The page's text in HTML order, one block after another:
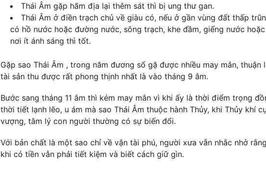
Thái Âm gặp hãm địa lại thêm sát thì bị ung thư gan.
Thái Âm ở điền trạch chủ về giàu có, nếu ở gần vùng đất thấp
có hồ nước hoặc đường nước, sông trạch, khe đầm, giếng nước hoặc
nơi ít ánh sáng thì tốt.
Gặp sao Thái Âm , trong năm đương số gặ được nhiều may mắn, thuận
tài sản thu được rất phong thịnh nhất là vào tháng 9 âm.
Bước sang tháng 11 âm thì kém may mắn vì khi ấy là thời điểm trọng
thời tiết lạnh lẽo, u ám mà sao Thái Âm thuộc hành Thủy, khi Thủy khí
vượng, tâm lý con người thường có sự biến đổi.
Với bản chất là một sao chỉ về vận tài phú, người xưa vẫn nhắc nhở rằng
khi có tiền vẫn phải tiết kiệm và biết cách giữ gìn.